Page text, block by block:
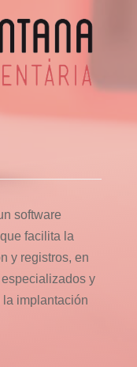
software
facilita la
y registros, en
y
implantación